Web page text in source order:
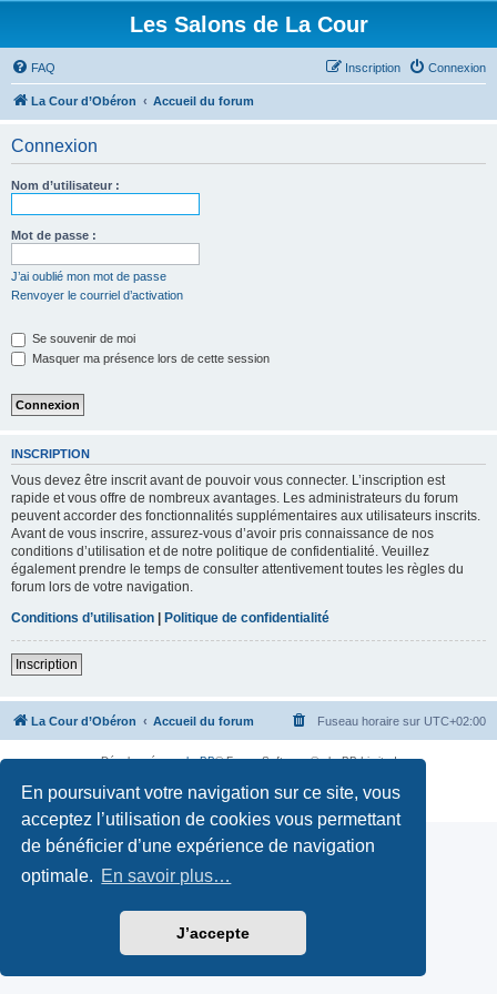
En poursuivant votre navigation sur ce site, vous
acceptez l’utilisation de cookies vous permettant
de bénéficier d’une expérience de navigation
optimale. En savoir plus…
J’accepte
Les Salons de La Cour
FAQ Connexion
Inscription
La Cour d’Obéron Accueil du forum
Connexion
Nom d’utilisateur :
Mot de passe :
J’ai oublié mon mot de passe
Renvoyer le courriel d’activation
Se souvenir de moi
Masquer ma présence lors de cette session
INSCRIPTION
Vous devez être inscrit avant de pouvoir vous connecter. L’inscription est
rapide et vous offre de nombreux avantages. Les administrateurs du forum
peuvent accorder des fonctionnalités supplémentaires aux utilisateurs inscrits.
Avant de vous inscrire, assurez-vous d’avoir pris connaissance de nos
conditions d’utilisation et de notre politique de confidentialité. Veuillez
également prendre le temps de consulter attentivement toutes les règles du
forum lors de votre navigation.
Conditions d’utilisation | Politique de confidentialité
Inscription
La Cour d’Obéron Accueil du forum Fuseau horaire sur UTC+02:00
Développé parphpBB® Forum Software © phpBB Limited
Confidentialité| Conditions